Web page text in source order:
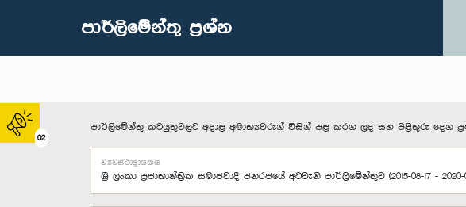
02
පාර්ලි‌මේන්තු‌ ප්‍රශ්න
පාර්ලිමේන්තු කටයුතුවලට අදාළ අමාත්‍යවරුන් විසින් පළ කරන ලද සහ පිළිතුරු දෙන
ව්‍යවස්ථාදායකය